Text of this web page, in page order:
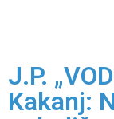
J.P.
Kakanj: